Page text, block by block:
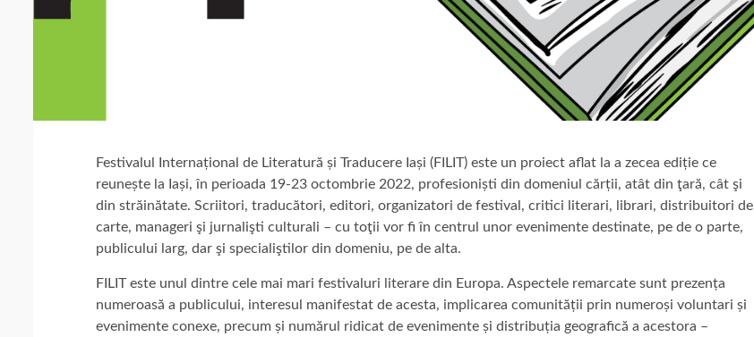
Festivalul Internațional de Literatură și Traducere Iași (FILIT) este un proiect aflat la a zecea ediție ce
reunește la Iași, în perioada 19-23 octombrie 2022, profesioniști din domeniul cărții, atât din ţară, cât şi
din străinătate. Scriitori, traducători, editori, organizatori de festival, critici literari, librari, distribuitori de
carte, manageri şi jurnalişti culturali – cu toţii vor fi în centrul unor evenimente destinate, pe de o parte,
publicului larg, dar şi specialiştilor din domeniu, pe de alta.
FILIT este unul dintre cele mai mari festivaluri literare din Europa. Aspectele remarcate sunt prezența
numeroasă a publicului, interesul manifestat de acesta, implicarea comunității prin numeroși voluntari și
evenimente conexe, precum și numărul ridicat de evenimente și distribuția geografică a acestora –